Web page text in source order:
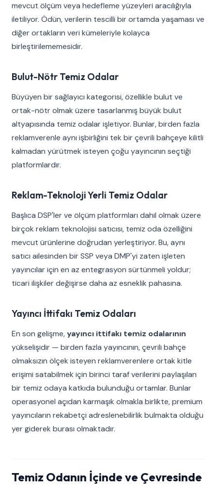
mevcut ölçüm veya hedefleme yüzeyleri aracılığıyla
iletiliyor. Ödün, verilerin tescilli bir ortamda yaşaması ve
diğer ortakların veri kümeleriyle kolayca
birleştirilememesidir.
Bulut-Nötr Temiz Odalar
Büyüyen bir sağlayıcı kategorisi, özellikle bulut ve
ortak-nötr olmak üzere tasarlanmış büyük bulut
altyapısında temiz odalar işletiyor. Bunlar, birden fazla
reklamverenle aynı işbirliğini tek bir çevrili bahçeye kilitli
kalmadan yürütmek isteyen çoğu yayıncının seçtiği
platformlardır.
Reklam-Teknoloji Yerli Temiz Odalar
Başlıca DSP'ler ve ölçüm platformları dahil olmak üzere
birçok reklam teknolojisi satıcısı, temiz oda özelliğini
mevcut ürünlerine doğrudan yerleştiriyor. Bu, aynı
satıcı ailesinden bir SSP veya DMP'yi zaten işleten
yayıncılar için en az entegrasyon sürtünmeli yoldur;
ticari ilişkiler değişirse daha az esneklik pahasına.
Yayıncı İttifakı Temiz Odaları
En son gelişme,yayıncı ittifakı temiz odalarının
yükselişidir — birden fazla yayıncının, çevrili bahçe
olmaksızın ölçek isteyen reklamverenlere ortak kitle
erişimi satabilmek için birinci taraf verilerini paylaşılan
bir temiz odaya katkıda bulunduğu ortamlar. Bunlar
operasyonel açıdan karmaşık olmakla birlikte, premium
yayıncıların rekabetçi adreslenebilirlik bulmakta olduğu
yer giderek burası olmaktadır.
Temiz Odanın İçinde ve Çevresinde